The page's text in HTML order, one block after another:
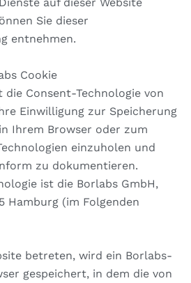
Sie dieser
entnehmen.
Cookie
die Consent-Technologie von
Einwilligung zur Speicherung
Ihrem Browser oder zum
einzuholen und
zu dokumentieren.
ist die Borlabs GmbH,
Hamburg (im Folgenden
betreten, wird ein Borlabs-
gespeichert, in dem die von